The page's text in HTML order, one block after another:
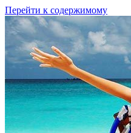
Перейти к содержимому